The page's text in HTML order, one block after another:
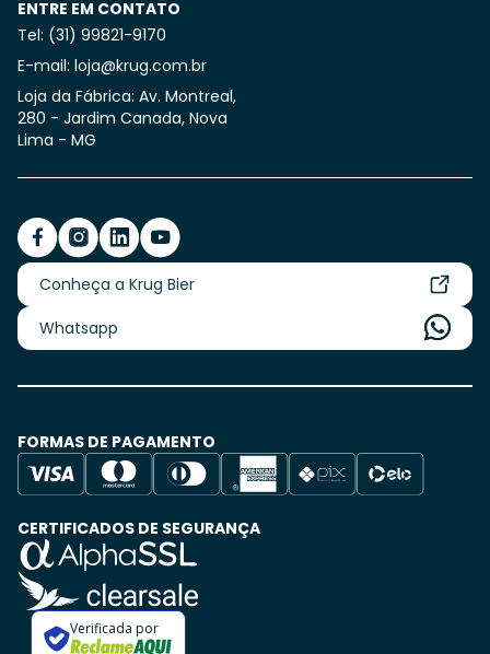
ENTRE EM CONTATO
Tel: (31) 99821-9170
E-mail: loja@krug.com.br
Loja da Fábrica: Av. Montreal,
280 - Jardim Canada, Nova
Lima - MG
Conheça a Krug Bier
Whatsapp
FORMAS DE PAGAMENTO
CERTIFICADOS DE SEGURANÇA
Verificada por